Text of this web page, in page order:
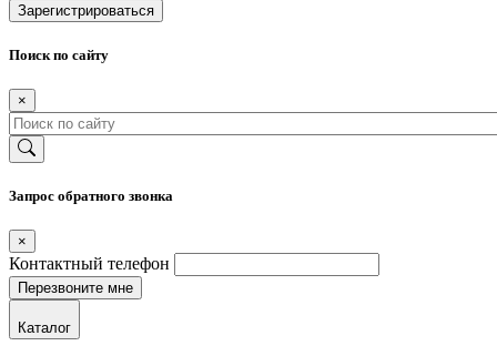
Зарегистрироваться
Поиск по сайту
×
Запрос обратного звонка
×
Контактный телефон
Каталог